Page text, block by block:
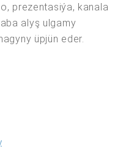
prezentasiýa, kanala
alyş ulgamy
üpjün eder.